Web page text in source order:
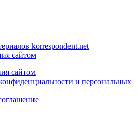
korrespondent.net
сайтом
сайтом
и персональных